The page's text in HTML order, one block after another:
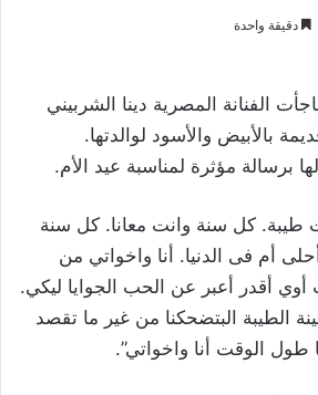
دقيقة واحدة
الفنانة المصرية دينا الشربيني
بالأبيض والأسود لوالدتها.
برسالة مؤثرة لمناسبة عيد الأم.
طيبة. كل سنة وانت معانا. كل سنة
أم فى الدنيا. أنا واخواتي من
أقدر أعبر عن الحب الجوايا ليكي.
الطيبة البتضحكنا من غير ما تقصد
طول الوقت أنا واخواتي”.